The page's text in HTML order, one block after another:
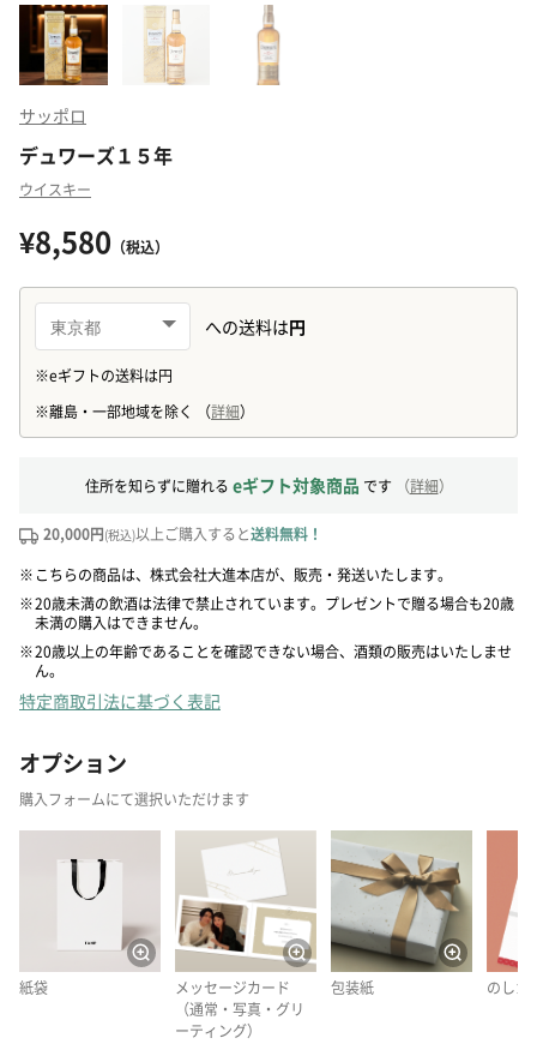
サッポロ
デュワーズ１５年
ウイスキー
¥8,580 （税込）
住所を知らずに贈れる eギフト対象商品 です （詳細）
20,000円(税込)以上ご購入すると送料無料！
※ こちらの商品は、株式会社大進本店が、販売・発送いたします。
※20歳未満の飲酒は法律で禁止されています。プレゼントで贈る場合も20歳
未満の購入はできません。
※20歳以上の年齢であることを確認できない場合、酒類の販売はいたしませ
ん。
特定商取引法に基づく表記
オプション
購入フォームにて選択いただけます
紙袋
メッセージカード
（通常・写真・グリ
ーティング）
包装紙 のしカ